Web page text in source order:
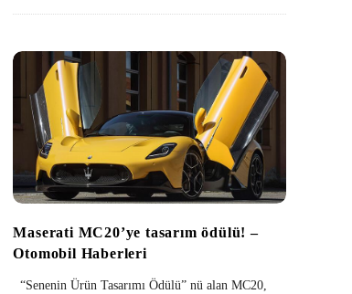
Maserati MC20’ye tasarım ödülü! –
Otomobil Haberleri
“Senenin Ürün Tasarımı Ödülü” nü alan MC20,